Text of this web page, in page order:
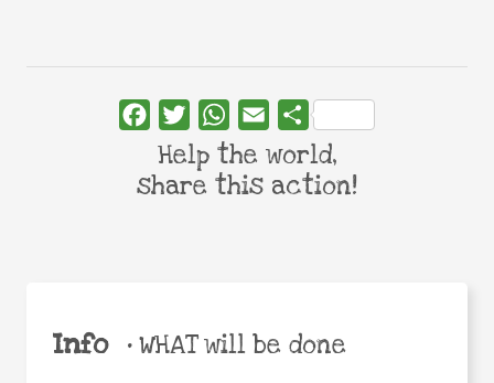
Info •WHAT will be done
FacebookTwitterWhatsApp
Email Share
Help the world,
share this action!